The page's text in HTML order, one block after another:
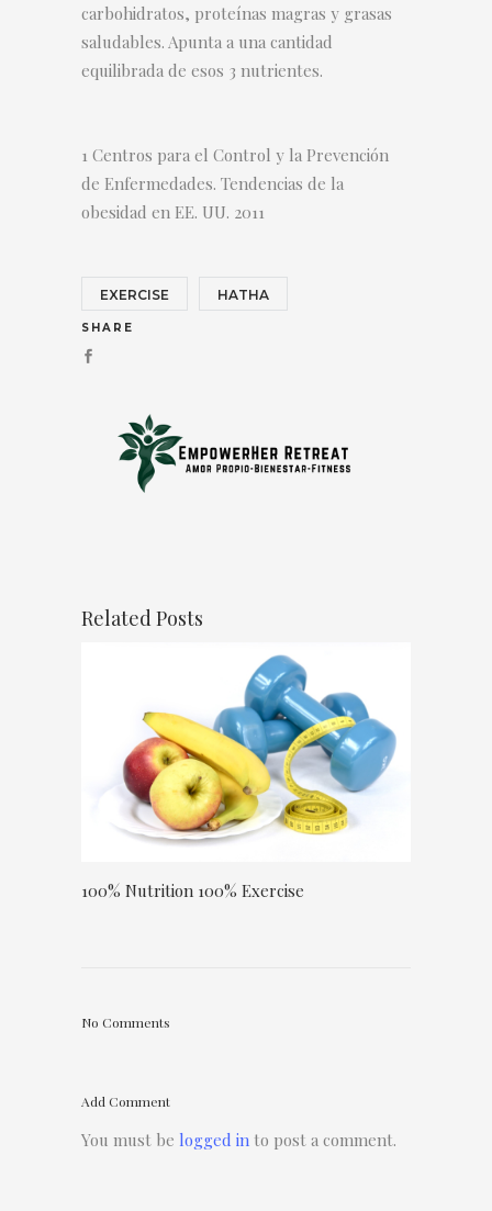
carbohidratos, proteínas magras y grasas
saludables. Apunta a una cantidad
equilibrada de esos 3 nutrientes.
1 Centros para el Control y la Prevención
de Enfermedades. Tendencias de la
obesidad en EE. UU. 2011
EXERCISE HATHA
SHARE
Related Posts
100% Nutrition 100% Exercise
No Comments
Add Comment
You must be logged in to post a comment.